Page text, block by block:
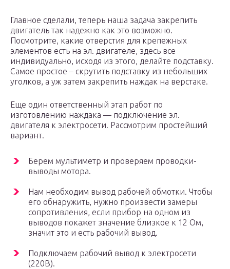
Главное сделали, теперь наша задача закрепить
двигатель так надежно как это возможно.
Посмотрите, какие отверстия для крепежных
элементов есть на эл. двигателе, здесь все
индивидуально, исходя из этого, делайте подставку.
Самое простое – скрутить подставку из небольших
уголков, а уж затем закрепить наждак на верстаке.
Еще один ответственный этап работ по
изготовлению наждака — подключение эл.
двигателя к электросети. Рассмотрим простейший
вариант.
Берем мультиметр и проверяем проводки-
выводы мотора.
Нам необходим вывод рабочей обмотки. Чтобы
его обнаружить, нужно произвести замеры
сопротивления, если прибор на одном из
выводов покажет значение близкое к 12 Ом,
значит это и есть рабочий вывод.
Подключаем рабочий вывод к электросети
(220В).